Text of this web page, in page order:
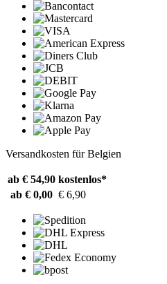
Versandkosten für Belgien
ab € 54,90 kostenlos*
ab € 0,00 € 6,90